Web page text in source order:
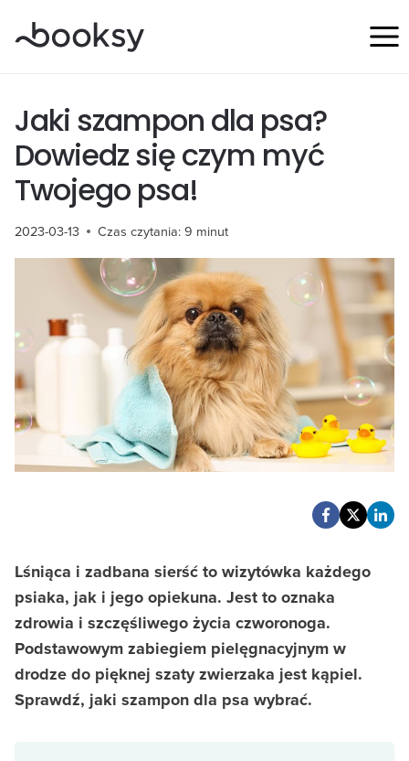
do
Jaki szampon dla psa?
Dowiedz się czym myć
Twojego psa!
2023-03-13 Czas czytania:9 minut
Lśniąca i zadbana sierść to wizytówka każdego
psiaka, jak i jego opiekuna. Jest to oznaka
zdrowia i szczęśliwego życia czworonoga.
Podstawowym zabiegiem pielęgnacyjnym w
drodze do pięknej szaty zwierzaka jest kąpiel.
Sprawdź, jaki szampon dla psa wybrać.